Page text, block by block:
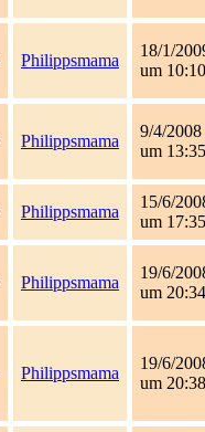
Philippsmama
18/1/
um 10:10
Philippsmama
9/4/2008
um 13:35
Philippsmama
15/6/
um 17:35
Philippsmama
19/6/
um 20:34
Philippsmama
19/6/
um 20:38